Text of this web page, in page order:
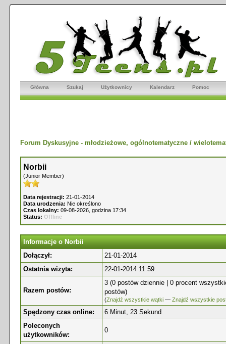
Główna Szukaj Użytkownicy Kalendarz Pomoc
Forum Dyskusyjne - młodzieżowe, ogólnotematyczne /
Norbii
(Junior Member)
Data rejestracji: 21-01-2014
Data urodzenia: Nie określono
Czas lokalny: 09-08-2026, godzina 17:34
Status: Offline
Informacje o Norbii
Dołączył:
21-01-2014
Ostatnia wizyta:
22-01-2014 11:59
Razem postów:
3 (0 postów dziennie | 0 procent
postów)
(Znajdź wszystkie wątki — Znajdź wszystkie
Spędzony czas online:
6 Minut, 23 Sekund
Poleconych
użytkowników:
0